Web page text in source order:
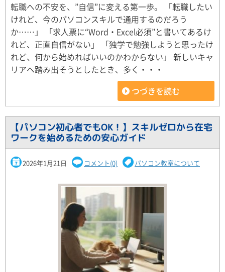
転職への不安を、”自信”に変える第一歩。 「転職したい
けれど、今のパソコンスキルで通用するのだろう
か……」 「求人票に“Word・Excel必須”と書いてあるけ
れど、正直自信がない」 「独学で勉強しようと思ったけ
れど、何から始めればいいのかわからない」 新しいキャ
リアへ踏み出そうとしたとき、多く・・・
つづきを読む
【パソコン初心者でもOK！】スキルゼロから在宅
ワークを始めるための安心ガイド
2026年1月21日 コメント(0) パソコン教室について